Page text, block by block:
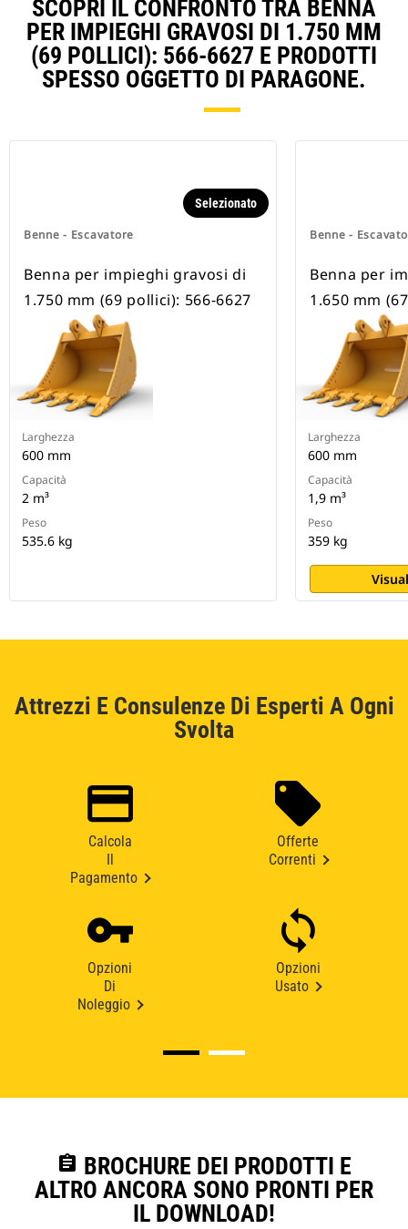
SCOPRI IL CONFRONTO TRA BENNA
PER IMPIEGHI GRAVOSI DI 1.750 MM
(69 POLLICI): 566-6627 E PRODOTTI
SPESSO OGGETTO DI PARAGONE.
Benne - Escavatore
Selezionato
Benna per impieghi gravosi di
1.750 mm (69 pollici): 566-6627
Larghezza
600 mm
Capacità
2 m³
Peso
535.6 kg
Benne -
Benna per
1.650 mm
Larghezza
600 mm
Capacità
1,9 m³
Peso
359 kg
Attrezzi E Consulenze Di Esperti A Ogni
Svolta
Calcola
Pagamento
Offerte
Correnti
Opzioni
Di
Noleggio
Opzioni
Usato
assignment BROCHURE DEI PRODOTTI E
ALTRO ANCORA SONO PRONTI PER
IL DOWNLOAD!